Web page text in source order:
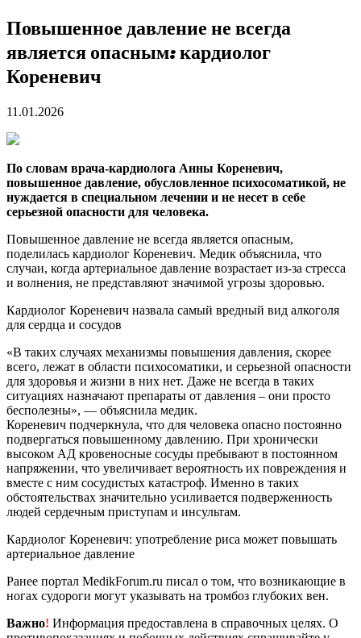
Повышенное давление не всегда
является опасным: кардиолог
Кореневич
11.01.2026
По словам врача-кардиолога Анны Кореневич,
повышенное давление, обусловленное психосоматикой, не
нуждается в специальном лечении и не несет в себе
серьезной опасности для человека.
Повышенное давление не всегда является опасным,
поделилась кардиолог Кореневич. Медик объяснила, что
случаи, когда артериальное давление возрастает из-за стресса
и волнения, не представляют значимой угрозы здоровью.
Кардиолог Кореневич назвала самый вредный вид алкоголя
для сердца и сосудов
«В таких случаях механизмы повышения давления, скорее
всего, лежат в области психосоматики, и серьезной опасности
для здоровья и жизни в них нет. Даже не всегда в таких
ситуациях назначают препараты от давления – они просто
бесполезны», — объяснила медик.
Кореневич подчеркнула, что для человека опасно постоянно
подвергаться повышенному давлению. При хронически
высоком АД кровеносные сосуды пребывают в постоянном
напряжении, что увеличивает вероятность их повреждения и
вместе с ним сосудистых катастроф. Именно в таких
обстоятельствах значительно усиливается подверженность
людей сердечным приступам и инсультам.
Кардиолог Кореневич: употребление риса может повышать
артериальное давление
Ранее портал MedikForum.ru писал о том, что возникающие в
ногах судороги могут указывать на тромбоз глубоких вен.
Важно! Информация предоставлена в справочных целях. О